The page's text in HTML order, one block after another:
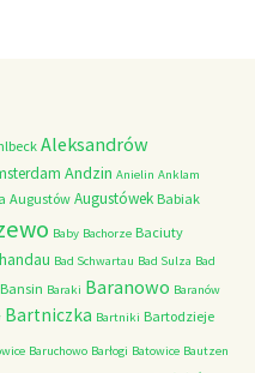
Aleksandrów
Andzin Anielin Anklam
Augustów Augustówek Babiak
Baby Bachorze Baciuty
Bad Schwartau Bad Sulza Bad
Bansin Baraki Baranowo Baranów
Bartniczka Bartniki Bartodzieje
Baruchowo Barłogi Batowice Bautzen